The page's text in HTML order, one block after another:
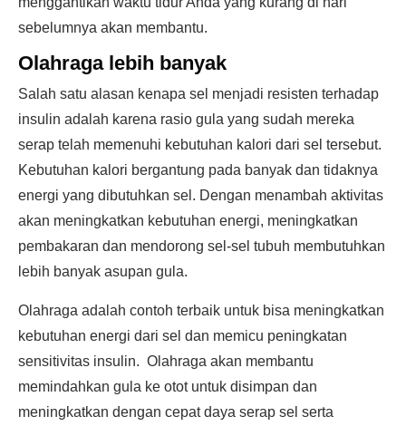
sebelumnya akan membantu.
Olahraga lebih banyak
Salah satu alasan kenapa sel menjadi resisten terhadap
insulin adalah karena rasio gula yang sudah mereka
serap telah memenuhi kebutuhan kalori dari sel tersebut.
Kebutuhan kalori bergantung pada banyak dan tidaknya
energi yang dibutuhkan sel. Dengan menambah aktivitas
akan meningkatkan kebutuhan energi, meningkatkan
pembakaran dan mendorong sel-sel tubuh membutuhkan
lebih banyak asupan gula.
Olahraga adalah contoh terbaik untuk bisa meningkatkan
kebutuhan energi dari sel dan memicu peningkatan
sensitivitas insulin. Olahraga akan membantu
memindahkan gula ke otot untuk disimpan dan
meningkatkan dengan cepat daya serap sel serta